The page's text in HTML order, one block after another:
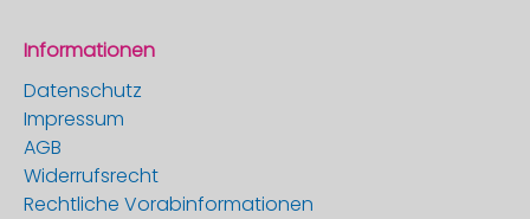
Informationen
Datenschutz
Impressum
AGB
Widerrufsrecht
Rechtliche Vorabinformationen